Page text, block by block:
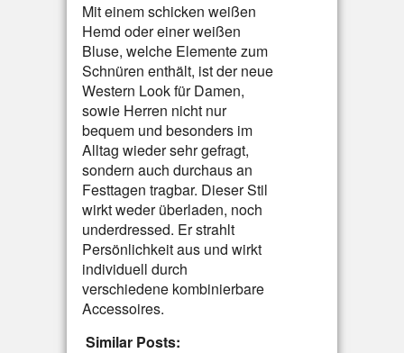
Mit einem schicken weißen
Hemd oder einer weißen
Bluse, welche Elemente zum
Schnüren enthält, ist der neue
Western Look für Damen,
sowie Herren nicht nur
bequem und besonders im
Alltag wieder sehr gefragt,
sondern auch durchaus an
Festtagen tragbar. Dieser Stil
wirkt weder überladen, noch
underdressed. Er strahlt
Persönlichkeit aus und wirkt
individuell durch
verschiedene kombinierbare
Accessoires.
Similar Posts: